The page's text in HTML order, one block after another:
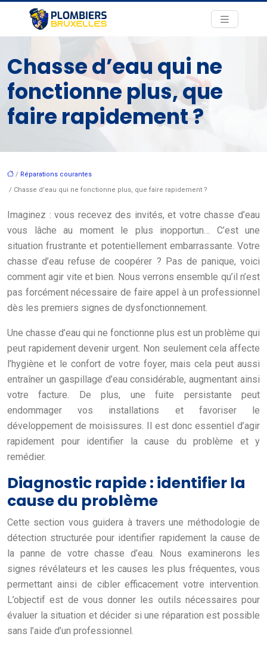
Chasse d’eau qui ne
fonctionne plus, que
faire rapidement ?
/ Réparations courantes
/ Chasse d’eau qui ne fonctionne plus, que faire rapidement ?
Imaginez : vous recevez des invités, et votre chasse d’eau
vous lâche au moment le plus inopportun… C’est une
situation frustrante et potentiellement embarrassante. Votre
chasse d’eau refuse de coopérer ? Pas de panique, voici
comment agir vite et bien. Nous verrons ensemble qu’il n’est
pas forcément nécessaire de faire appel à un professionnel
dès les premiers signes de dysfonctionnement.
Une chasse d’eau qui ne fonctionne plus est un problème qui
peut rapidement devenir urgent. Non seulement cela affecte
l’hygiène et le confort de votre foyer, mais cela peut aussi
entraîner un gaspillage d’eau considérable, augmentant ainsi
votre facture. De plus, une fuite persistante peut
endommager vos installations et favoriser le
développement de moisissures. Il est donc essentiel d’agir
rapidement pour identifier la cause du problème et y
remédier.
Diagnostic rapide : identifier la
cause du problème
Cette section vous guidera à travers une méthodologie de
détection structurée pour identifier rapidement la cause de
la panne de votre chasse d’eau. Nous examinerons les
signes révélateurs et les causes les plus fréquentes, vous
permettant ainsi de cibler efficacement votre intervention.
L’objectif est de vous donner les outils nécessaires pour
évaluer la situation et décider si une réparation est possible
sans l’aide d’un professionnel.